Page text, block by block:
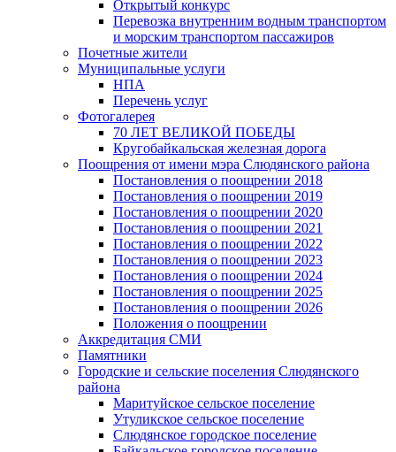
Открытый конкурс
Перевозка внутренним водным транспортом
и морским транспортом пассажиров
Почетные жители
Муниципальные услуги
НПА
Перечень услуг
Фотогалерея
70 ЛЕТ ВЕЛИКОЙ ПОБЕДЫ
Кругобайкальская железная дорога
Поощрения от имени мэра Слюдянского района
Постановления о поощрении 2018
Постановления о поощрении 2019
Постановления о поощрении 2020
Постановления о поощрении 2021
Постановления о поощрении 2022
Постановления о поощрении 2023
Постановления о поощрении 2024
Постановления о поощрении 2025
Постановления о поощрении 2026
Положения о поощрении
Аккредитация СМИ
Памятники
Городские и сельские поселения Слюдянского
района
Маритуйское сельское поселение
Утуликское сельское поселение
Слюдянское городское поселение